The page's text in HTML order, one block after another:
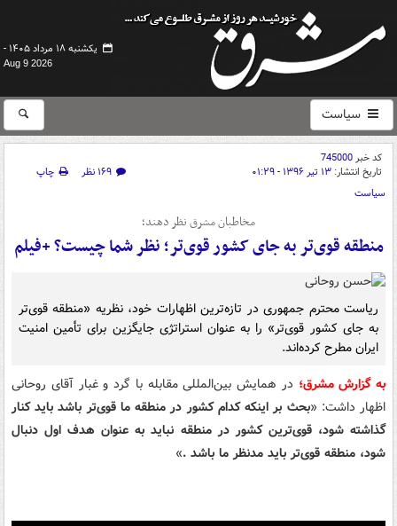
یکشنبه ۱۸ مرداد ۱۴۰۵ -
Aug 9 2026
سیاست
کد خبر745000
تاریخ انتشار: ۱۳ تیر ۱۳۹۶ - ۰۱:۲۹ ۱۶۹ نظر
چاپ
سیاست
مخاطبان مشرق نظر دهند؛
منطقه قوی‌تر به جای کشور قوی‌تر؛ نظر شما چیست؟ +فیلم
ریاست محترم جمهوری در تازه‌ترین اظهارات خود، نظریه «منطقه قوی‌تر
به جای کشور قوی‌تر» را به عنوان استراتژی جایگزین برای تأمین امنیت
ایران مطرح کرده‌اند.
به گزارش مشرق؛ در همایش بین‌المللی مقابله با گرد و غبار آقای روحانی
اظهار داشت: «بحث بر اینکه کدام کشور در منطقه ما قوی‌تر باشد باید کنار
گذاشته شود، قوی‌ترین کشور در منطقه نباید به عنوان هدف اول دنبال
شود، منطقه قوی‌تر باید مدنظر ما باشد .»